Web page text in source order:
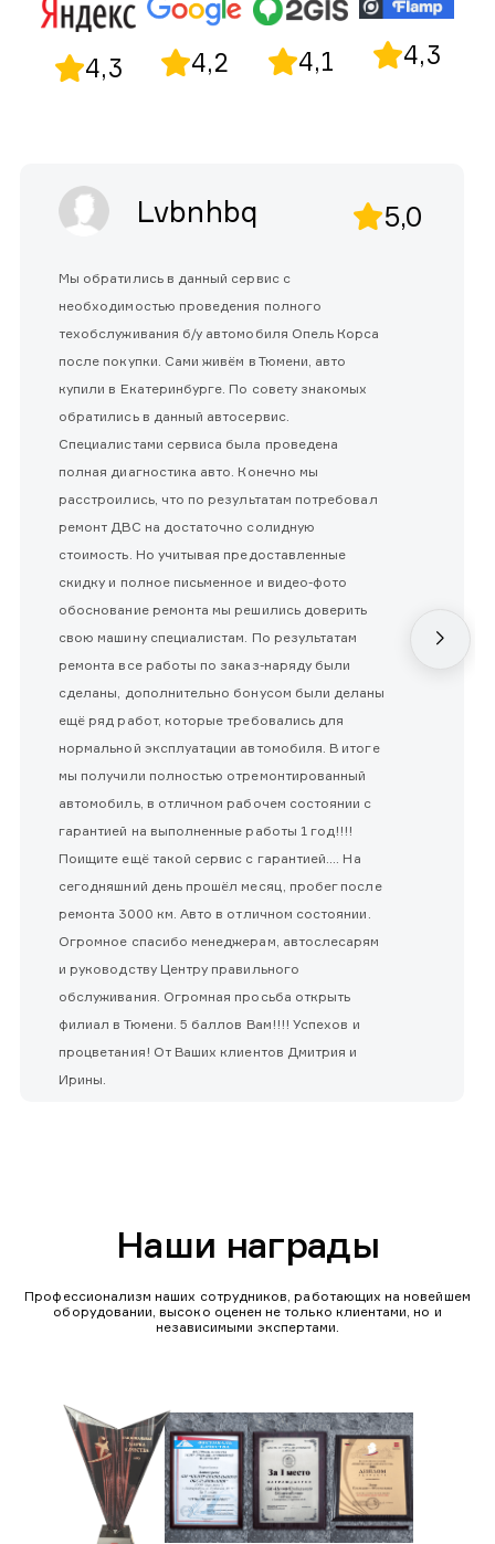
4,3 4,2 4,1 4,3
Lvbnhbq 5,0
Мы обратились в данный сервис с
необходимостью проведения полного
техобслуживания б/у автомобиля Опель Корса
после покупки. Сами живём в Тюмени, авто
купили в Екатеринбурге. По совету знакомых
обратились в данный автосервис.
Специалистами сервиса была проведена
полная диагностика авто. Конечно мы
расстроились, что по результатам потребовал
ремонт ДВС на достаточно солидную
стоимость. Но учитывая предоставленные
скидку и полное письменное и видео-фото
обоснование ремонта мы решились доверить
свою машину специалистам. По результатам
ремонта все работы по заказ-наряду были
сделаны, дополнительно бонусом были деланы
ещё ряд работ, которые требовались для
нормальной эксплуатации автомобиля. В итоге
мы получили полностью отремонтированный
автомобиль, в отличном рабочем состоянии с
гарантией на выполненные работы 1 год!!!!
Поищите ещё такой сервис с гарантией.... На
сегодняшний день прошёл месяц, пробег после
ремонта 3000 км. Авто в отличном состоянии.
Огромное спасибо менеджерам, автослесарям
и руководству Центру правильного
обслуживания. Огромная просьба открыть
филиал в Тюмени. 5 баллов Вам!!!! Успехов и
процветания! От Ваших клиентов Дмитрия и
Ирины.
Наши награды
Профессионализм наших сотрудников, работающих на новейшем
оборудовании, высоко оценен не только клиентами, но и
независимыми экспертами.